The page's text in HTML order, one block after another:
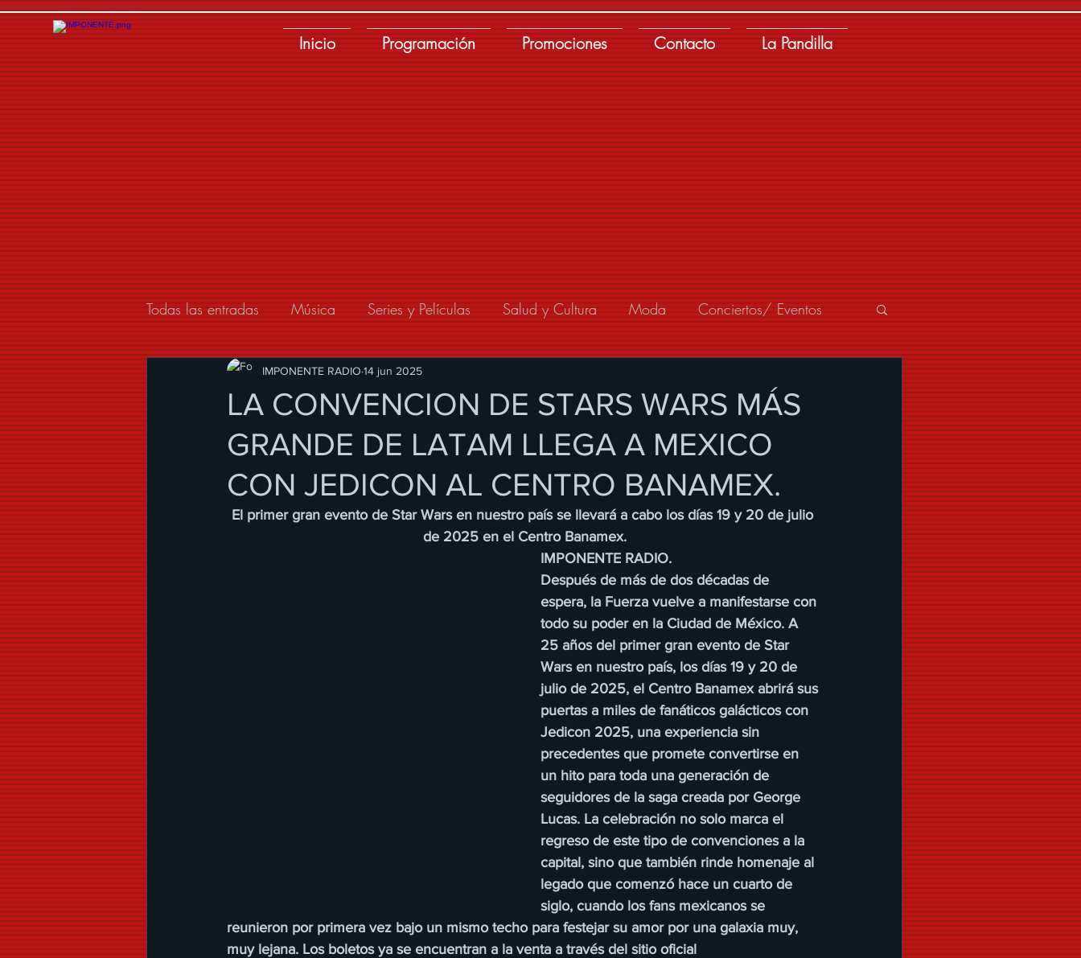
Inicio Programación Promociones Contacto La Pandilla
Todas las entradas Música Series y Películas Salud y Cultura Moda Conciertos/ Eventos
Modo de Vida
LA CONVENCION DE STARS WARS MÁS
GRANDE DE LATAM LLEGA A MEXICO
CON JEDICON AL CENTRO BANAMEX.
IMPONENTE RADIO 14 jun 2025
El primer gran evento de Star Wars en nuestro país se llevará a cabo los días 19 y 20 de julio
de 2025 en el Centro Banamex.
IMPONENTE RADIO.
Después de más de dos décadas de
espera, la Fuerza vuelve a manifestarse con
todo su poder en la Ciudad de México. A
25 años del primer gran evento de Star
Wars en nuestro país, los días 19 y 20 de
julio de 2025, el Centro Banamex abrirá sus
puertas a miles de fanáticos galácticos con
Jedicon 2025, una experiencia sin
precedentes que promete convertirse en
un hito para toda una generación de
seguidores de la saga creada por George
Lucas. La celebración no solo marca el
regreso de este tipo de convenciones a la
capital, sino que también rinde homenaje al
legado que comenzó hace un cuarto de
siglo, cuando los fans mexicanos se
reunieron por primera vez bajo un mismo techo para festejar su amor por una galaxia muy,
muy lejana. Los boletos ya se encuentran a la venta a través del sitio oficial